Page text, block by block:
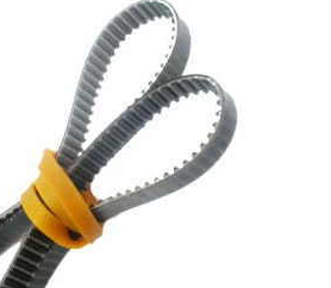
modellszám alapján
utasítások